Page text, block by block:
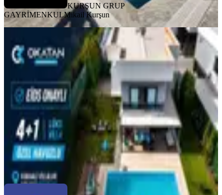
KURŞUN GRUP
GAYRİMENKULMikail Kurşun
Karaali Villar Bölgesi Girişinde 4+1
Geniş Bahçeli Lüks Villa
Yunusemre, Muradiye Mahallesi
4+1
240 m² 17.07.2026
25.950.000 ₺
OKATAN GAYRİMENKUL Selami Okatan
Ara